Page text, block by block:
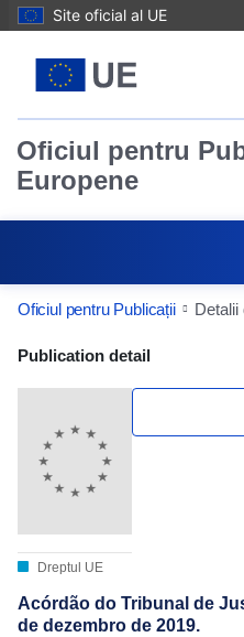
Site oficial al UE
Oficiul pentru
Europene
Oficiul pentru Publicații Detalii
Publication Detail
Publication detail
Dreptul UE
Acórdão do Tribunal de
de dezembro de 2019.